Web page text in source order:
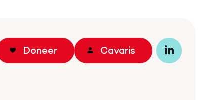
Doneer Cavaris
Bezoek